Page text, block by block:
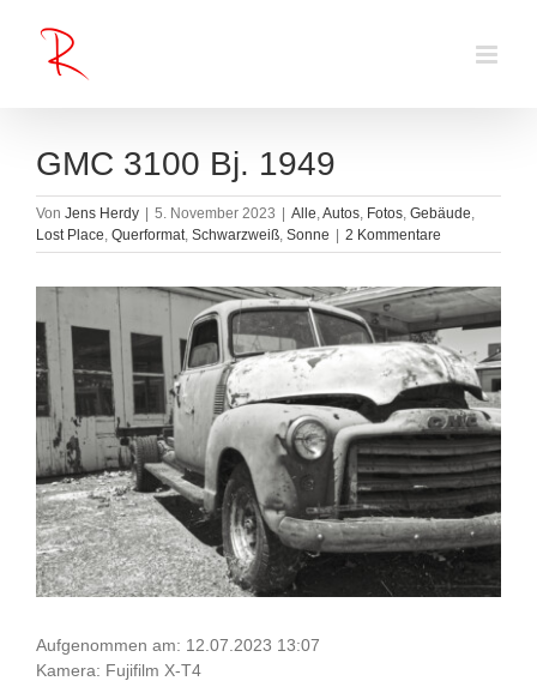
springen
GMC 3100 Bj. 1949
Von Jens Herdy 5. November 2023 Alle,Autos, Fotos, Gebäude,
Lost Place, Querformat, Schwarzweiß, Sonne 2 Kommentare
Zeige
grösseres
Bild
Aufgenommen am: 12.07.2023 13:07
Kamera: Fujifilm X-T4